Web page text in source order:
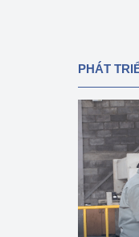
PHÁT